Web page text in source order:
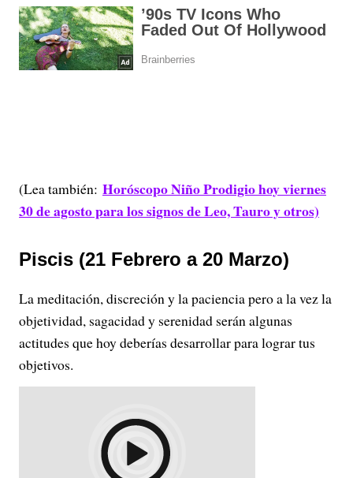
(Lea también: Horóscopo Niño Prodigio hoy viernes
30 de agosto para los signos de Leo, Tauro y otros)
Piscis (21 Febrero a 20 Marzo)
La meditación, discreción y la paciencia pero a la vez la
objetividad, sagacidad y serenidad serán algunas
actitudes que hoy deberías desarrollar para lograr tus
objetivos.